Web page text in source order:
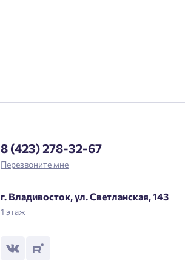
8 (423) 278-32-67
Перезвоните мне
г. Владивосток, ул. Светланская, 143
1 этаж
Подтвердить